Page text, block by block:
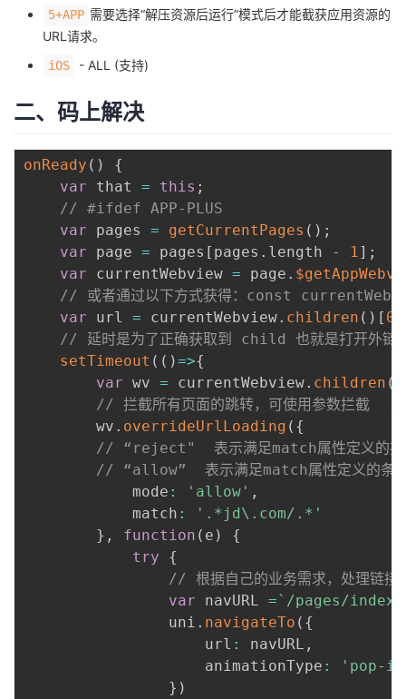
5+APP 需要选择“解压资源后运行”模式后才能截获应用资源的
URL请求。
iOS - ALL (支持)
二、码上解决
onReady ( )
{
var that = this ;
// #ifdef APP-PLUS
var pages = getCurrentPages ( ) ;
var page = pages [ pages . length - 1 ] ;
var currentWebview = page .
// 或者通过以下方式获得：const
var url = currentWebview. children ( ) [ 0
// 延时是为了正确获取到 child 也就是打开外
setTimeout ( ( )=>{
var wv = currentWebview. children (
// 拦截所有页面的跳转，可使用参数拦截
		wv
. overrideUrlLoading ( {
// “reject"  表示满足match属性定义的提
// “allow”  表示满足match属性定义的条件
			mode
: 'allow' ,
			match
:
'.*jd\.com/.*'
} , function ( e )
{
try
{
// 根据自己的业务需求，处理链接
var navURL =` /pages/
				uni
. navigateTo ( {
					url
: navURL ,
					animationType
:
'pop-
} )